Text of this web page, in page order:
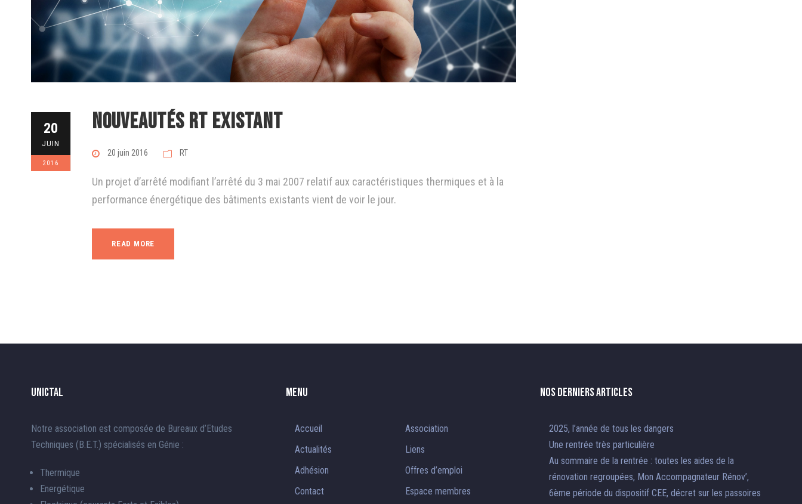
20
JUIN
2016
Nouveautés RT existant
20 juin 2016 RT
Un projet d’arrêté modifiant l’arrêté du 3 mai 2007 relatif aux caractéristiques thermiques et à la
performance énergétique des bâtiments existants vient de voir le jour.
READ MORE
UnICTAL
Notre association est composée de Bureaux d’Etudes
Techniques (B.E.T.) spécialisés en Génie :
Thermique
Energétique
Menu
Accueil
Association
Actualités
Liens
Adhésion
Offres d’emploi
Contact
Espace membres
Nos derniers articles
2025, l’année de tous les dangers
Une rentrée très particulière
Au sommaire de la rentrée : toutes les aides de la
rénovation regroupées, Mon Accompagnateur Rénov’,
6ème période du dispositif CEE, décret sur les passoires